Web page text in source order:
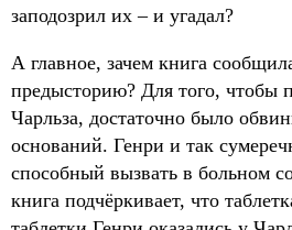
заподозрил их – и угадал?
А главное, зачем книга
предысторию? Для того, чтобы
Чарльза, достаточно было
оснований. Генри и так
способный вызвать в больном
книга подчёркивает, что